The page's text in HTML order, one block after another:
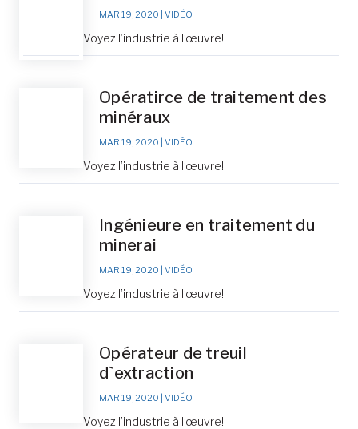
MAR 19, 2020 VIDÉO
Voyez l’industrie à l’œuvre!
Opératirce de traitement des
minéraux
MAR 19, 2020 VIDÉO
Voyez l’industrie à l’œuvre!
Ingénieure en traitement du
minerai
MAR 19, 2020 VIDÉO
Voyez l’industrie à l’œuvre!
Opérateur de treuil
d`extraction
MAR 19, 2020 VIDÉO
Voyez l’industrie à l’œuvre!